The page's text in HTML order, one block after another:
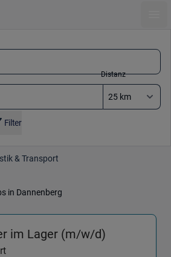
Distanz
Filter
& Transport
in Dannenberg
im Lager (m/w/d)